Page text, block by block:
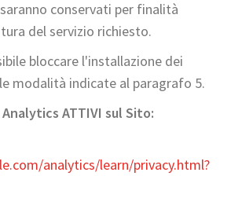
conservati per finalità
del servizio richiesto.
bloccare l'installazione dei
modalità indicate al paragrafo 5.
ATTIVI sul Sito:
analytics/learn/privacy.html?